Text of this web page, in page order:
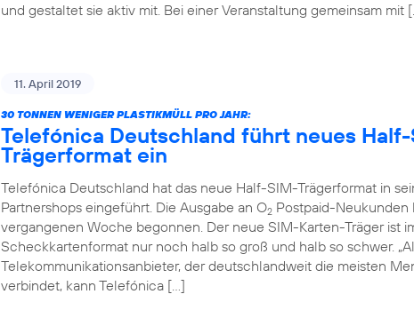
und gestaltet sie aktiv mit. Bei einer Veranstaltung gemeinsam mit
11. April 2019
30 TONNEN WENIGER PLASTIKMÜLL PRO JAHR:
Telefónica Deutschland führt neues
Trägerformat ein
Telefónica Deutschland hat das neue Half-SIM-Trägerformat in
Partnershops eingeführt. Die Ausgabe an O2 Postpaid-Neukunden
vergangenen Woche begonnen. Der neue SIM-Karten-Träger ist
Scheckkartenformat nur noch halb so groß und halb so schwer.
Telekommunikationsanbieter, der deutschlandweit die meisten
verbindet, kann Telefónica […]